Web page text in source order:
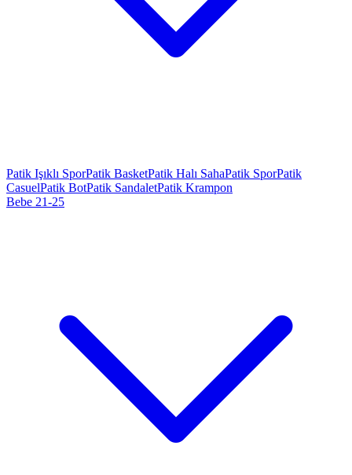
Patik Işıklı SporPatik BasketPatik Halı SahaPatik SporPatik
CasuelPatik BotPatik SandaletPatik Krampon
Bebe 21-25